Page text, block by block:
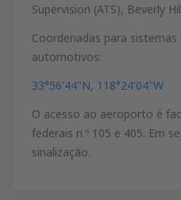
Supervision (ATS), Beverly
Coordenadas para sistemas
automotivos:
33°56'44"N, 118°24'04"W
O acesso ao aeroporto é
federais n º 105 e 405. Em
sinalização.